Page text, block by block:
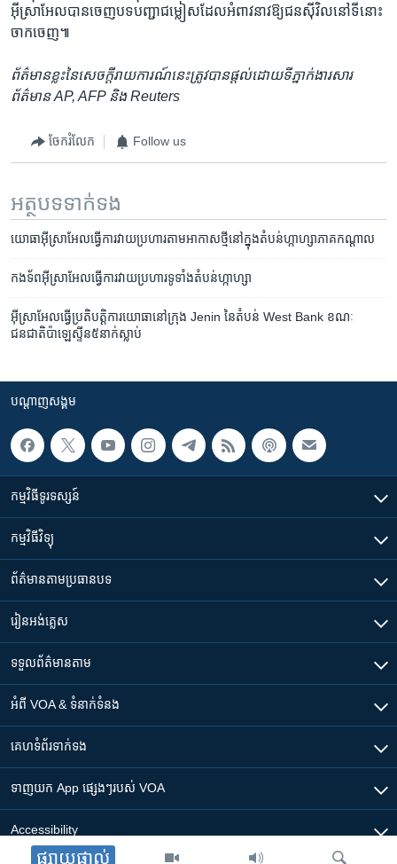
ផ្សាយផ្ទាល់
អ៊ីស្រាអែល​បាន​ចេញ​បទបញ្ជា​ជម្លៀស​ដែល​អំពាវនាវ​ឱ្យ​ជន​ស៊ីវិល​នៅ​ទីនោះ​
ចាកចេញ៕
ព័ត៌មាន​ខ្លះ​នៃ​សេចក្តី​រាយការណ៍​នេះត្រូវ​បាន​ផ្តល់​ដោយ​ទីភ្នាក់ងារ​សារ
ព័ត៌មាន​ AP, AFP ​និង​ Reuters
ចែករំលែក Follow us
អត្ថបទ​ទាក់ទង
យោធា​អ៊ីស្រាអែល​ធ្វើការ​វាយប្រហារតាម​អាកាស​ថ្មី​នៅ​ក្នុង​តំបន់​ហ្កាហ្សា​ភាគ​កណ្តាល
កងទ័ព​អ៊ីស្រាអែល​ធ្វើការ​វាយប្រហារ​ទូទាំង​តំបន់​ហ្កាហ្សា
អ៊ីស្រាអែល​ធ្វើ​ប្រតិបត្តិការ​យោធា​នៅ​ក្រុង Jenin នៃ​តំបន់ West Bank ខណៈ​
ជនជាតិ​ប៉ាឡេស្ទីន​៥នាក់​ស្លាប់
បណ្តាញ​សង្គម
កម្មវិធី​ទូរទស្សន៍
កម្មវិធី​វិទ្យុ
ព័ត៌មាន​តាមប្រធានបទ​
រៀន​​អង់គ្លេស
ទទួល​ព័ត៌មាន​តាម
អំពី​ VOA & ទំនាក់ទំនង
គេហទំព័រ​​ទាក់ទង
ទាញយក​ App ផ្សេងៗ​របស់​ VOA
Accessibility